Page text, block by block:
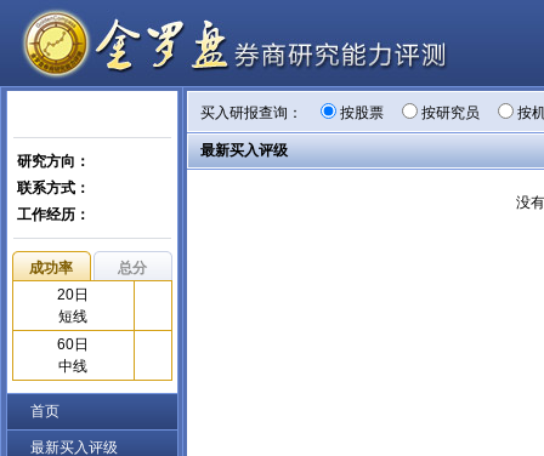
研究方向：
联系方式：
工作经历：
成功率
总分
20日
短线
60日
中线
首页
最新买入评级
买入研报查询： 按股票 按研究员 按
最新买入评级
没